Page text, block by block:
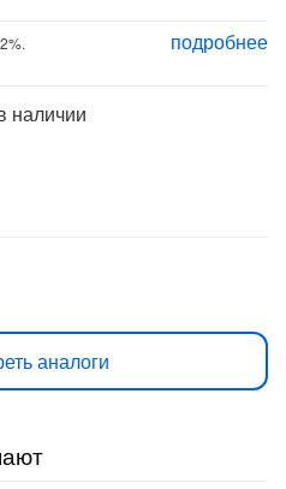
подробнее
наличии
аналоги